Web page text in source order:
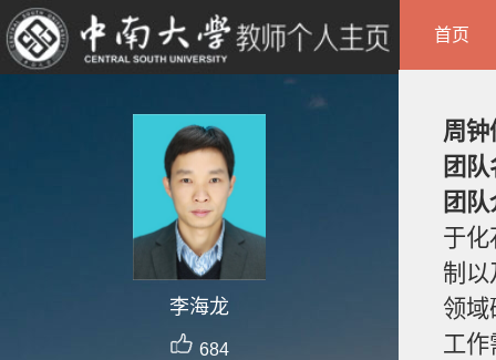
李海龙
684
首页
周钟
团
团
于化
制以
领域
工作